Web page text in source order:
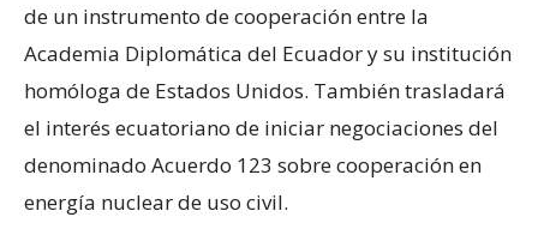
de un instrumento de cooperación entre la
Academia Diplomática del Ecuador y su institución
homóloga de Estados Unidos. También trasladará
el interés ecuatoriano de iniciar negociaciones del
denominado Acuerdo 123 sobre cooperación en
energía nuclear de uso civil.